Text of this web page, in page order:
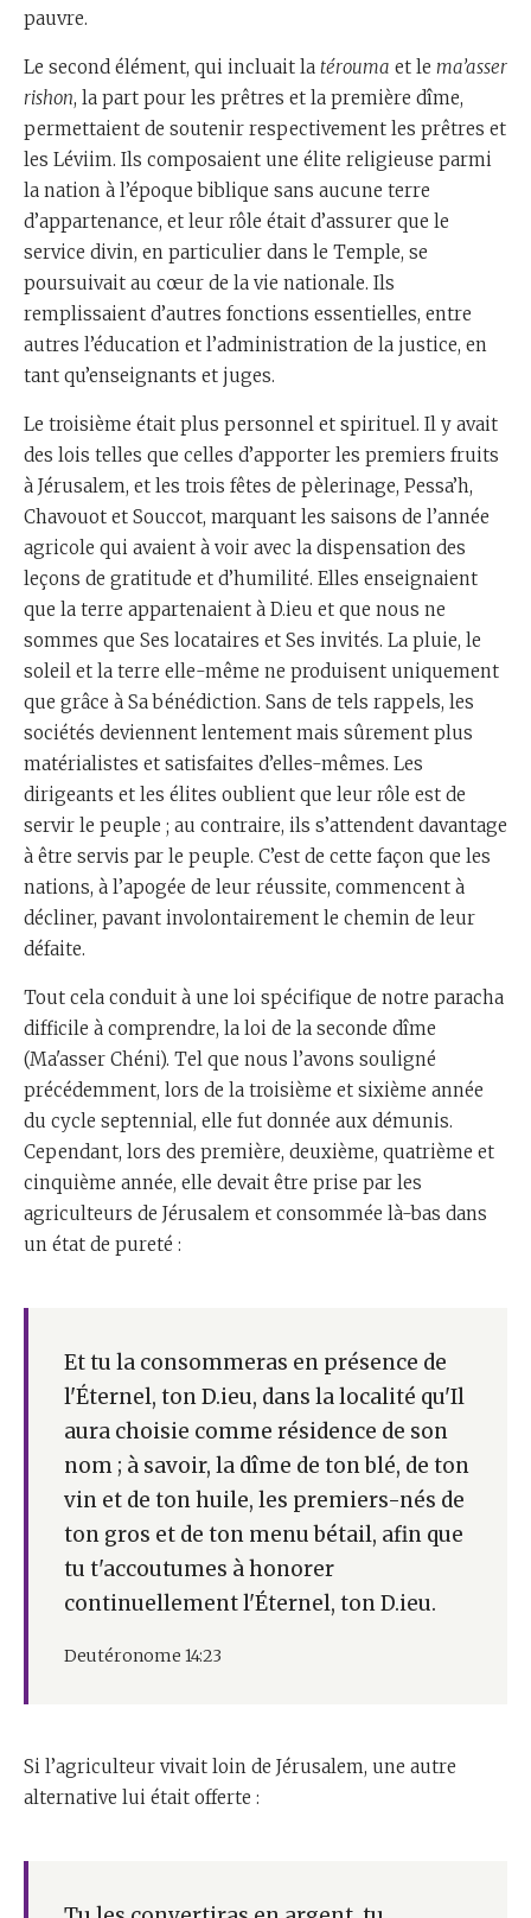
pauvre.
Le second élément, qui incluait la térouma et le ma’asser
rishon, la part pour les prêtres et la première dîme,
permettaient de soutenir respectivement les prêtres et
les Léviim. Ils composaient une élite religieuse parmi
la nation à l’époque biblique sans aucune terre
d’appartenance, et leur rôle était d’assurer que le
service divin, en particulier dans le Temple, se
poursuivait au cœur de la vie nationale. Ils
remplissaient d’autres fonctions essentielles, entre
autres l’éducation et l’administration de la justice, en
tant qu’enseignants et juges.
Le troisième était plus personnel et spirituel. Il y avait
des lois telles que celles d’apporter les premiers fruits
à Jérusalem, et les trois fêtes de pèlerinage, Pessa’h,
Chavouot et Souccot, marquant les saisons de l’année
agricole qui avaient à voir avec la dispensation des
leçons de gratitude et d’humilité. Elles enseignaient
que la terre appartenaient à D.ieu et que nous ne
sommes que Ses locataires et Ses invités. La pluie, le
soleil et la terre elle-même ne produisent uniquement
que grâce à Sa bénédiction. Sans de tels rappels, les
sociétés deviennent lentement mais sûrement plus
matérialistes et satisfaites d’elles-mêmes. Les
dirigeants et les élites oublient que leur rôle est de
servir le peuple ; au contraire, ils s’attendent davantage
à être servis par le peuple. C’est de cette façon que les
nations, à l’apogée de leur réussite, commencent à
décliner, pavant involontairement le chemin de leur
défaite.
Tout cela conduit à une loi spécifique de notre paracha
difficile à comprendre, la loi de la seconde dîme
(Ma'asser Chéni). Tel que nous l’avons souligné
précédemment, lors de la troisième et sixième année
du cycle septennial, elle fut donnée aux démunis.
Cependant, lors des première, deuxième, quatrième et
cinquième année, elle devait être prise par les
agriculteurs de Jérusalem et consommée là-bas dans
un état de pureté :
Et tu la consommeras en présence de
l'Éternel, ton D.ieu, dans la localité qu'Il
aura choisie comme résidence de son
nom ; à savoir, la dîme de ton blé, de ton
vin et de ton huile, les premiers-nés de
ton gros et de ton menu bétail, afin que
tu t'accoutumes à honorer
continuellement l'Éternel, ton D.ieu.
Deutéronome 14:23
Si l’agriculteur vivait loin de Jérusalem, une autre
alternative lui était offerte :